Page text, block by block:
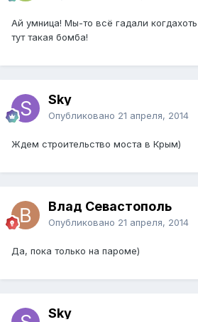
Ай умница! Мы-то всё гадали
тут такая бомба!
Sky
Опубликовано 21 апреля, 2014
Ждем строительство моста в Крым)
Влад Севастополь
Опубликовано 21 апреля, 2014
Да, пока только на пароме)
Sky